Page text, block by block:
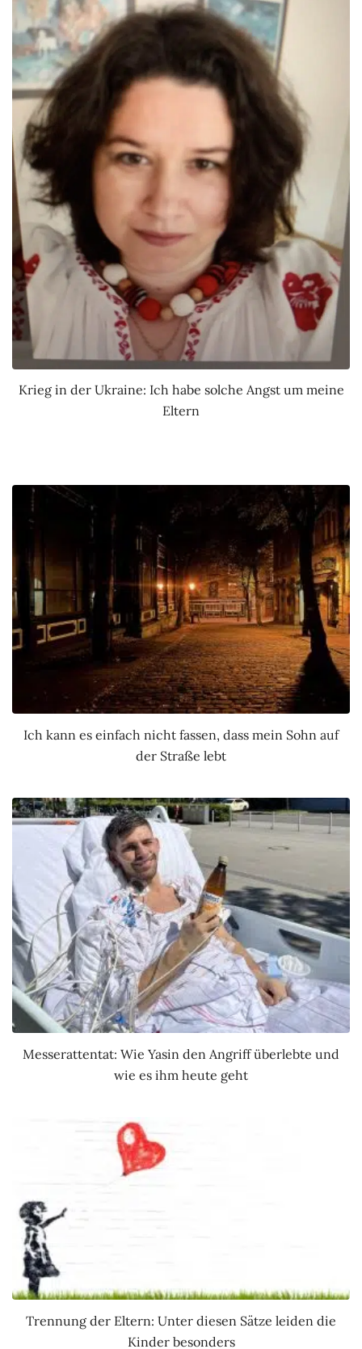
Krieg in der Ukraine: Ich habe solche Angst um meine
Eltern
Ich kann es einfach nicht fassen, dass mein Sohn auf
der Straße lebt
Messerattentat: Wie Yasin den Angriff überlebte und
wie es ihm heute geht
Trennung der Eltern: Unter diesen Sätze leiden die
Kinder besonders